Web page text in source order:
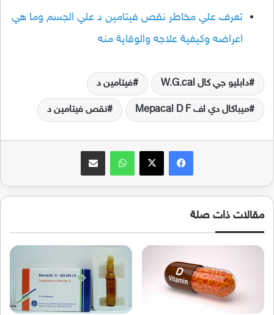
تعرف علي مخاطر نقص فيتامين د علي الجسم وما هي
اعراضه وكيفية علاجه والوقاية منه
دابليو جي كال W.G.cal فيتامين د
ميباكال دي اف Mepacal D F نقص فيتامين د
فيسبوك‫X واتساب مشاركة عبر البريد
مقالات ذات صلة